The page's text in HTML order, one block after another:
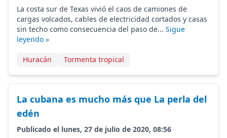
La costa sur de Texas vivió el caos de camiones de
cargas volcados, cables de electricidad cortados y casas
sin techo como consecuencia del paso de... Sigue
leyendo »
Huracán Tormenta tropical
La cubana es mucho más que La perla del
edén
Publicado el lunes, 27 de julio de 2020, 08:56